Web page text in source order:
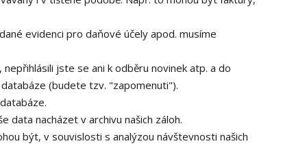
evidenci pro daňové účely apod. musíme
jste se ani k odběru novinek atp. a do
(budete tzv. "zapomenuti").
data nacházet v archivu našich záloh.
být, v souvislosti s analýzou návštevnosti našich